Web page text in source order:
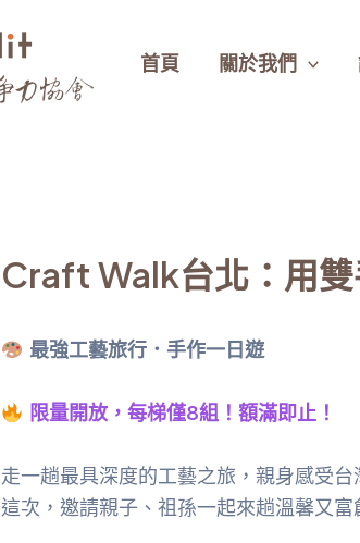
首頁 關於我們
Craft Walk台北：用雙
最強工藝旅行．手作一日遊
限量開放，每梯僅8組！額滿即止！
走一趟最具深度的工藝之旅，親身感受台
這次，邀請親子、祖孫一起來趟溫馨又富